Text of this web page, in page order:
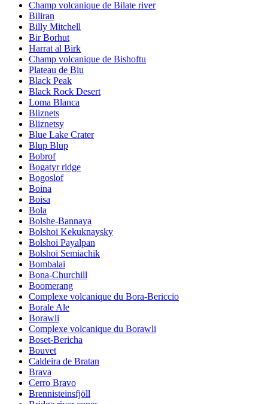
Champ volcanique de Bilate river
Biliran
Billy Mitchell
Bir Borhut
Harrat al Birk
Champ volcanique de Bishoftu
Plateau de Biu
Black Peak
Black Rock Desert
Loma Blanca
Bliznets
Bliznetsy
Blue Lake Crater
Blup Blup
Bobrof
Bogatyr ridge
Bogoslof
Boina
Boisa
Bola
Bolshe-Bannaya
Bolshoi Kekuknaysky
Bolshoi Payalpan
Bolshoi Semiachik
Bombalai
Bona-Churchill
Boomerang
Complexe volcanique du Bora-Bericcio
Borale Ale
Borawli
Complexe volcanique du Borawli
Boset-Bericha
Bouvet
Caldeira de Bratan
Brava
Cerro Bravo
Brennisteinsfjöll